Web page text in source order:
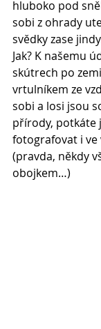
hluboko pod
sobi z ohrady
svědky zase
Jak? K našemu
skútrech po
vrtulníkem ze
sobi a losi jsou
přírody, potkáte
fotografovat i
(pravda, někdy
obojkem…)